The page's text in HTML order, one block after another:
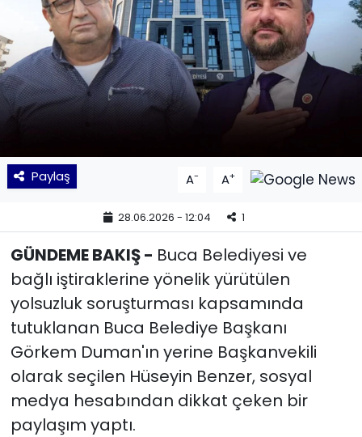
Paylaş A- A+
28.06.2026 - 12:04 1
GÜNDEME BAKIŞ - Buca Belediyesi ve
bağlı iştiraklerine yönelik yürütülen
yolsuzluk soruşturması kapsamında
tutuklanan Buca Belediye Başkanı
Görkem Duman'ın yerine Başkanvekili
olarak seçilen Hüseyin Benzer, sosyal
medya hesabından dikkat çeken bir
paylaşım yaptı.
MAGAZİN
POLİTİKA
SAĞLIK
SPOR
TEKNOLOJİ
Yaşam
YEREL POLİTİKA
YEREL YÖNETİMLER
Yurt